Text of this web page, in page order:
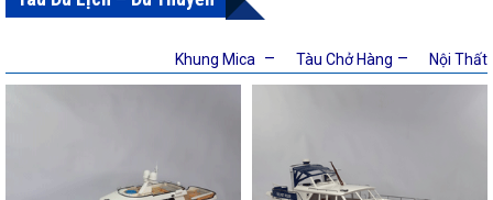
Khung Mica – Tàu Chở Hàng – Nội Thất